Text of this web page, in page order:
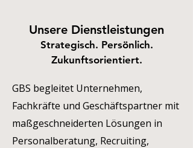
Unsere Dienstleistungen
Strategisch. Persönlich.
Zukunftsorientiert.
GBS begleitet Unternehmen,
Fachkräfte und Geschäftspartner mit
maßgeschneiderten Lösungen in
Personalberatung, Recruiting,